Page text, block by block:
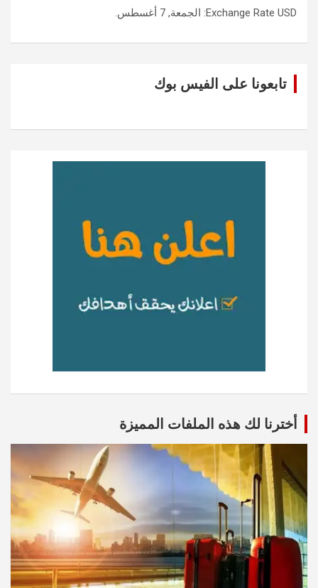
Exchange Rate USD : الجمعة, 7 أغسطس.
تابعونا على الفيس بوك
أخترنا لك هذه الملفات المميزة